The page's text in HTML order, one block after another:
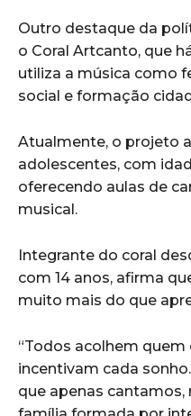
Outro destaque da
o Coral Artcanto, que
utiliza a música como
social e formação
Atualmente, o projeto
adolescentes, com
oferecendo aulas de
musical.
Integrante do coral
com 14 anos, afirma
muito mais do que
“Todos acolhem quem
incentivam cada
que apenas